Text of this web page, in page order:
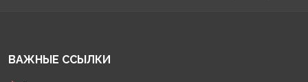
ВАЖНЫЕ ССЫЛКИ